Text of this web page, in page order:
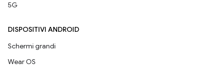
5G
DISPOSITIVI ANDROID
Schermi grandi
Wear OS